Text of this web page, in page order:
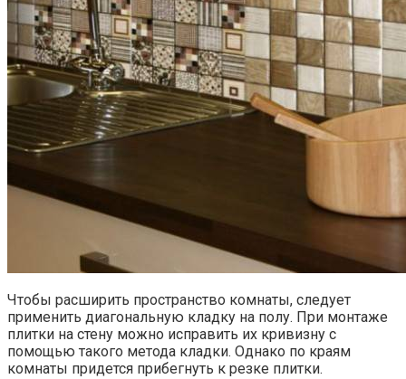
Чтобы расширить пространство комнаты, следует
применить диагональную кладку на полу. При монтаже
плитки на стену можно исправить их кривизну с
помощью такого метода кладки. Однако по краям
комнаты придется прибегнуть к резке плитки.